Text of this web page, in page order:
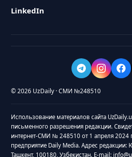
LinkedIn
© 2026 UzDaily · СМИ №248510
Использование материалов сайта
письменного разрешения редакции.
интернет-СМИ № 248510 от 1 апреля 2024
предприятие Daily Media. Адрес редакции:
Ташкент, 100180, Узбекистан. E-mail: